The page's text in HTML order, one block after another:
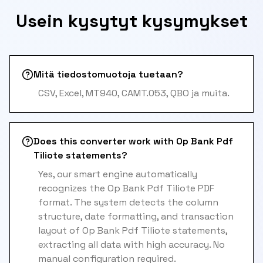
Usein kysytyt kysymykset
Mitä tiedostomuotoja tuetaan?
CSV, Excel, MT940, CAMT.053, QBO ja muita.
Does this converter work with Op Bank Pdf
Tiliote statements?
Yes, our smart engine automatically
recognizes the Op Bank Pdf Tiliote PDF
format. The system detects the column
structure, date formatting, and transaction
layout of Op Bank Pdf Tiliote statements,
extracting all data with high accuracy. No
manual configuration required.